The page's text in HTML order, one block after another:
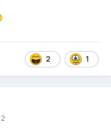
2 1